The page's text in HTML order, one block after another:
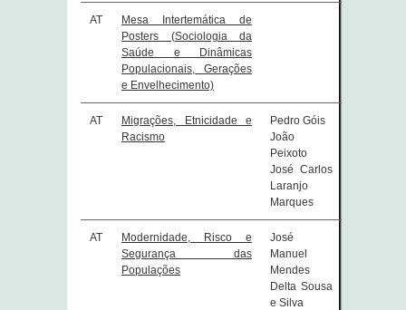
AT
Mesa Intertemática de
Posters (Sociologia da
Saúde e Dinâmicas
Populacionais, Gerações
e Envelhecimento)
AT
Migrações, Etnicidade e
Racismo
Pedro Góis
João
Peixoto
José Carlos
Laranjo
Marques
AT
Modernidade, Risco e
Segurança das
Populações
José
Manuel
Mendes
Delta Sousa
e Silva